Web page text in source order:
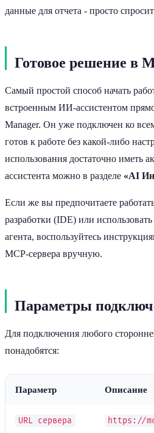
данные для отчета - просто
Готовое решение в
Самый простой способ начать
встроенным ИИ-ассистентом
Manager. Он уже подключен ко
готов к работе без какой-либо
использования достаточно иметь
ассистента можно в разделе «AI
Если же вы предпочитаете
разработки (IDE) или
агента, воспользуйтесь
MCP-сервера вручную.
Параметры
Для подключения любого
понадобятся:
Параметр Описание
URL сервера https://